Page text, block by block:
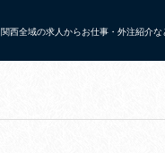
関西全域の求人からお仕事・外注紹介